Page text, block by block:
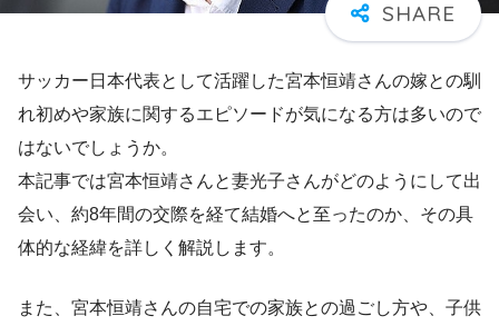
サッカー日本代表として活躍した宮本恒靖さんの嫁との馴
れ初めや家族に関するエピソードが気になる方は多いので
はないでしょうか。
本記事では宮本恒靖さんと妻光子さんがどのようにして出
会い、約8年間の交際を経て結婚へと至ったのか、その具
体的な経緯を詳しく解説します。
また、宮本恒靖さんの自宅での家族との過ごし方や、子供